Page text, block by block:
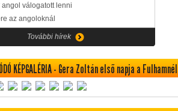
angol válogatott lenni
az angoloknál
További hírek
KÉPGALÉRIA - Gera Zoltán első napja a Fulhamnél